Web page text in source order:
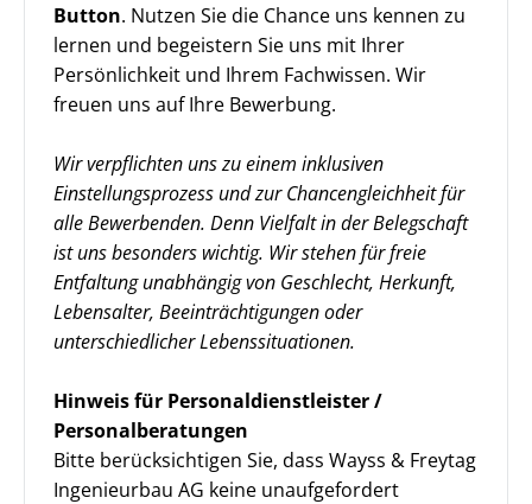
Button. Nutzen Sie die Chance uns kennen zu
lernen und begeistern Sie uns mit Ihrer
Persönlichkeit und Ihrem Fachwissen. Wir
freuen uns auf Ihre Bewerbung.
Wir verpflichten uns zu einem inklusiven
Einstellungsprozess und zur Chancengleichheit für
alle Bewerbenden. Denn Vielfalt in der Belegschaft
ist uns besonders wichtig. Wir stehen für freie
Entfaltung unabhängig von Geschlecht, Herkunft,
Lebensalter, Beeinträchtigungen oder
unterschiedlicher Lebenssituationen.
Hinweis für Personaldienstleister /
Personalberatungen
Bitte berücksichtigen Sie, dass Wayss & Freytag
Ingenieurbau AG keine unaufgefordert